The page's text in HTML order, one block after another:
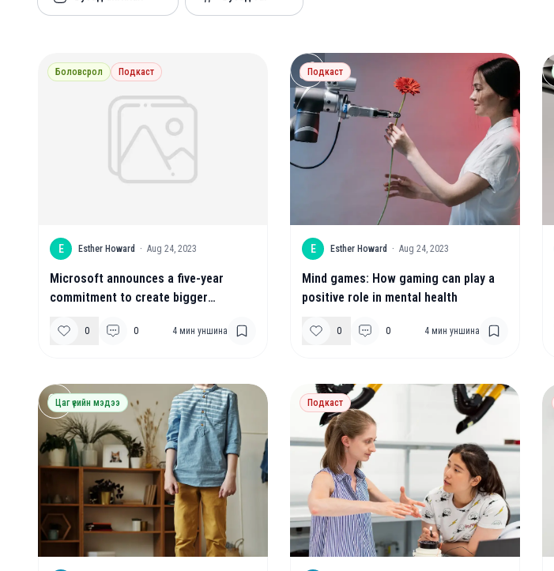
Боловсрол Подкаст
E Esther Howard · Aug 24, 2023
Microsoft announces a five-year
commitment to create bigger
disabilities
0 0 4 мин уншина
Подкаст
E Esther Howard · Aug 24, 2023
Mind games: How gaming can play a
positive role in mental health
0 0 4 мин уншина
Цаг үеийн мэдээ Подкаст